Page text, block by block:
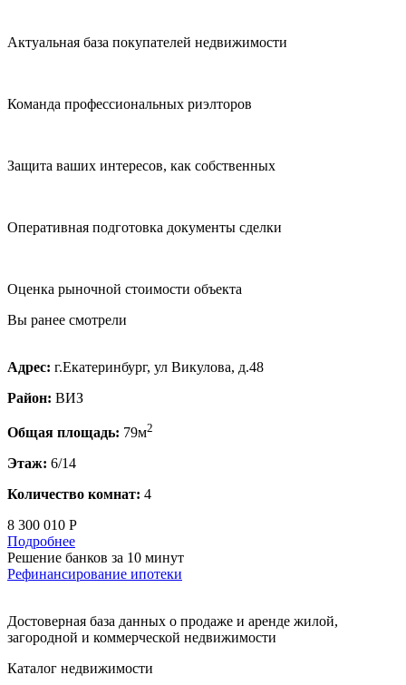
Актуальная база покупателей недвижимости
Команда профессиональных риэлторов
Защита ваших интересов, как собственных
Оперативная подготовка документы сделки
Оценка рыночной стоимости объекта
Вы ранее смотрели
Адрес: г.Екатеринбург, ул Викулова, д.48
Район: ВИЗ
Общая площадь: 79м2
Этаж: 6/14
Количество комнат: 4
8 300 010 Р
Подробнее
Решение банков за 10 минут
Рефинансирование ипотеки
Достоверная база данных о продаже и аренде жилой,
загородной и коммерческой недвижимости
Каталог недвижимости